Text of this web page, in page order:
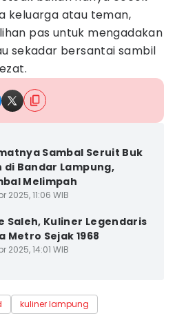
keluarga atau teman,
pas untuk mengadakan
sekadar bersantai sambil
Sambal Seruit Buk
di Bandar Lampung,
Melimpah
2025, 11:06 WIB
Saleh, Kuliner Legendaris
Metro Sejak 1968
2025, 14:01 WIB
kuliner lampung